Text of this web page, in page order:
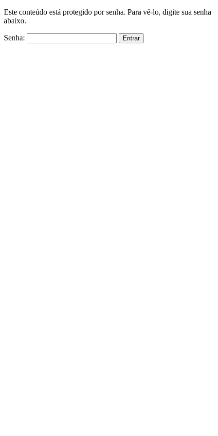
Este conteúdo está protegido por senha. Para vê-lo, digite sua senha
abaixo.
Senha: